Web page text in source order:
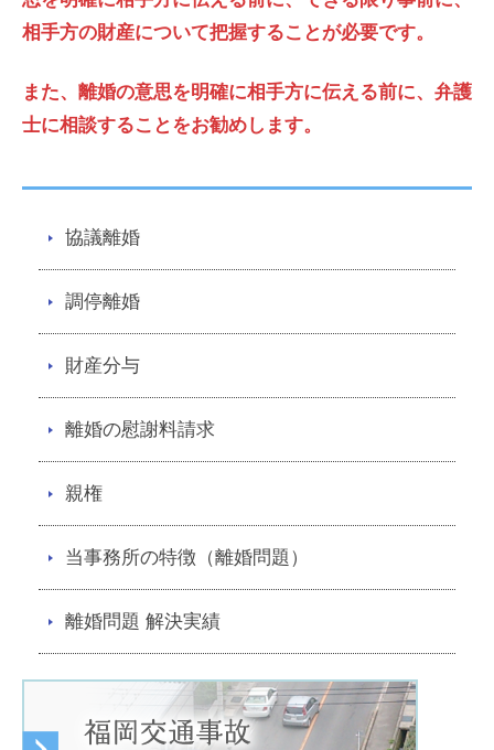
相手方の財産について把握することが必要です。
また、離婚の意思を明確に相手方に伝える前に、弁護
士に相談することをお勧めします。
協議離婚
調停離婚
財産分与
離婚の慰謝料請求
親権
当事務所の特徴（離婚問題）
離婚問題 解決実績